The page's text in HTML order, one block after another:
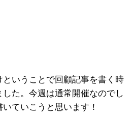
いうことで回顧記事を書く時
た。今週は通常開催なのでし
ていこうと思います！